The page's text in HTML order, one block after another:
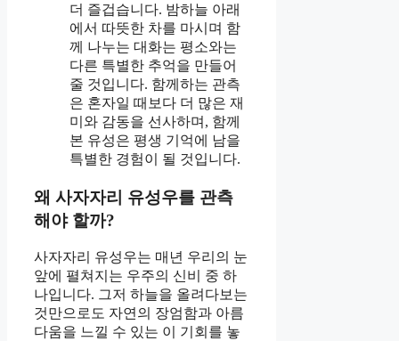
더 즐겁습니다. 밤하늘 아래
에서 따뜻한 차를 마시며 함
께 나누는 대화는 평소와는
다른 특별한 추억을 만들어
줄 것입니다. 함께하는 관측
은 혼자일 때보다 더 많은 재
미와 감동을 선사하며, 함께
본 유성은 평생 기억에 남을
특별한 경험이 될 것입니다.
왜 사자자리 유성우를 관측
해야 할까?
사자자리 유성우는 매년 우리의 눈
앞에 펼쳐지는 우주의 신비 중 하
나입니다. 그저 하늘을 올려다보는
것만으로도 자연의 장엄함과 아름
다움을 느낄 수 있는 이 기회를 놓